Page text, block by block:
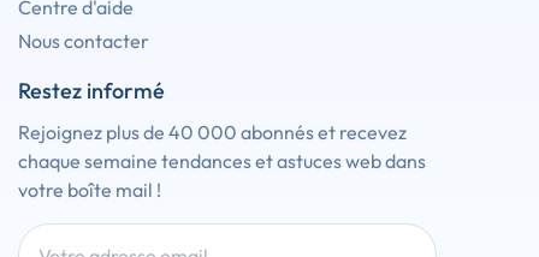
Centre d'aide
Nous contacter
Restez informé
Rejoignez plus de 40 000 abonnés et recevez
chaque semaine tendances et astuces web dans
votre boîte mail !